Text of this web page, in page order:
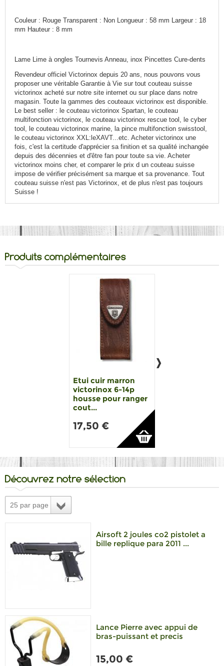
Couleur : Rouge Transparent : Non Longueur : 58 mm Largeur : 18
mm Hauteur : 8 mm
Lame Lime à ongles Tournevis Anneau, inox Pincettes Cure-dents
Revendeur officiel Victorinox depuis 20 ans, nous pouvons vous
proposer une véritable Garantie à Vie sur tout couteau suisse
victorinox acheté sur notre site internet ou sur place dans notre
magasin. Toute la gammes des couteaux victorinox est disponible.
Le best seller : le couteau victorinox Spartan, le couteau
multifonction victorinox, le couteau victorinox rescue tool, le cyber
tool, le couteau victorinox marine, la pince multifonction swisstool,
le couteau victorinox XXL:leXAVT...etc. Acheter victorinox une
fois, c'est la certitude d'apprécier sa finition et sa qualité inchangée
depuis des décennies et d'être fan pour toute sa vie. Acheter
victorinox moins cher, et comparer le prix d un couteau suisse
impose de vérifier précisément sa marque et sa provenance. Tout
couteau suisse n'est pas Victorinox, et de plus n'est pas toujours
Suisse !
Produits complémentaires
Etui cuir marron
victorinox 6-14p
housse pour ranger
cout...
17,50 €
Découvrez notre sélection
25 par page
Airsoft 2 joules co2 pistolet a
bille replique para 2011 ...
Lance Pierre avec appui de
bras-puissant et precis
15,00 €